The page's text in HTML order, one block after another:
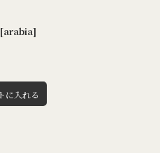
[arabia]
に入れる